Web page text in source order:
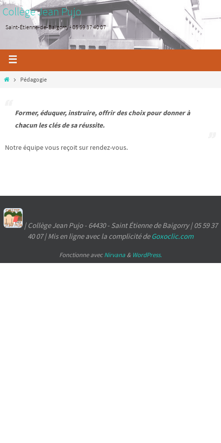
Collège Jean Pujo
Saint-Étienne-de-Baïgorry - 05 59 37 40 07
Pédagogie
Former, éduquer, instruire, offrir des choix pour donner à
chacun les clés de sa réussite.
Notre équipe vous reçoit sur rendez-vous.
| Collège Jean Pujo - 64430 - Saint Étienne de Baigorry | 05 59 37
40 07 | Mis en ligne avec la complicité deGoxoclic.com
Fonctionne avecNirvana & WordPress.